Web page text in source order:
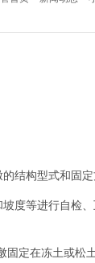
结构型式和固定
度等进行自检
固定在冻土或松